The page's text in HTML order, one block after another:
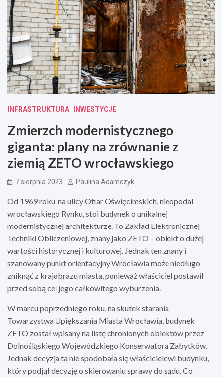
INFRASTRUKTURA INWESTYCJE
Zmierzch modernistycznego
giganta: plany na zrównanie z
ziemią ZETO wrocławskiego
7 sierpnia 2023 Paulina Adamczyk
Od 1969 roku, na ulicy Ofiar Oświęcimskich, nieopodal
wrocławskiego Rynku, stoi budynek o unikalnej
modernistycznej architekturze. To Zakład Elektronicznej
Techniki Obliczeniowej, znany jako ZETO – obiekt o dużej
wartości historycznej i kulturowej. Jednak ten znany i
szanowany punkt orientacyjny Wrocławia może niedługo
zniknąć z krajobrazu miasta, ponieważ właściciel postawił
przed sobą cel jego całkowitego wyburzenia.
W marcu poprzedniego roku, na skutek starania
Towarzystwa Upiększania Miasta Wrocławia, budynek
ZETO został wpisany na listę chronionych obiektów przez
Dolnośląskiego Wojewódzkiego Konserwatora Zabytków.
Jednak decyzja ta nie spodobała się właścicielowi budynku,
który podjął decyzję o skierowaniu sprawy do sądu. Co